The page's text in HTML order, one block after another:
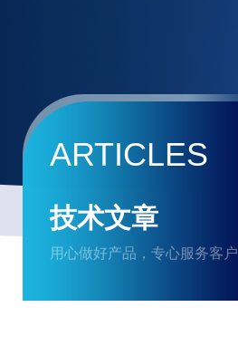
ARTICLES
技术文章
用心做好产品，专心服务客户